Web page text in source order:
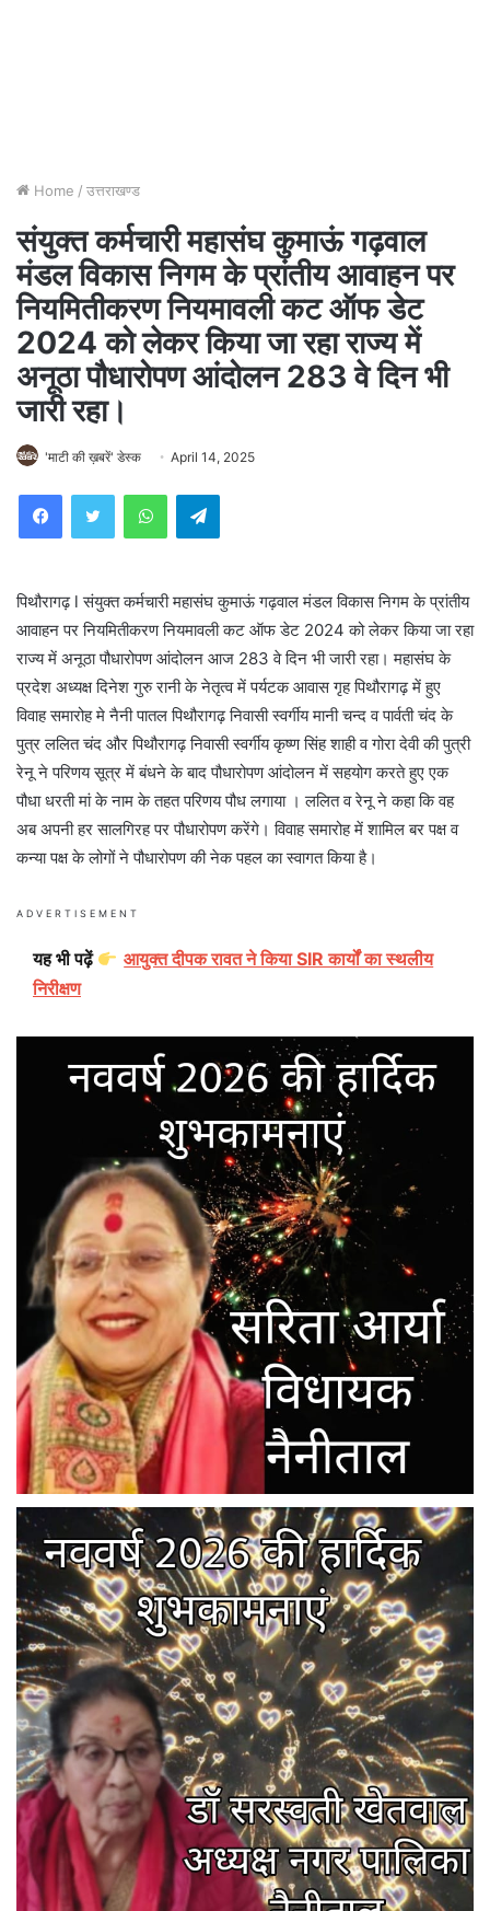
Home / उत्तराखण्ड
संयुक्त कर्मचारी महासंघ कुमाऊं गढ़वाल
मंडल विकास निगम के प्रांतीय आवाहन पर
नियमितीकरण नियमावली कट ऑफ डेट
2024 को लेकर किया जा रहा राज्य में
अनूठा पौधारोपण आंदोलन 283 वे दिन भी
जारी रहा।
'माटी की ख़बरें' डेस्क April 14, 2025
WhatsAppTelegram
पिथौरागढ़ l संयुक्त कर्मचारी महासंघ कुमाऊं गढ़वाल मंडल विकास निगम के प्रांतीय
आवाहन पर नियमितीकरण नियमावली कट ऑफ डेट 2024 को लेकर किया जा रहा
राज्य में अनूठा पौधारोपण आंदोलन आज 283 वे दिन भी जारी रहा। महासंघ के
प्रदेश अध्यक्ष दिनेश गुरु रानी के नेतृत्व में पर्यटक आवास गृह पिथौरागढ़ में हुए
विवाह समारोह मे नैनी पातल पिथौरागढ़ निवासी स्वर्गीय मानी चन्द व पार्वती चंद के
पुत्र ललित चंद और पिथौरागढ़ निवासी स्वर्गीय कृष्ण सिंह शाही व गोरा देवी की पुत्री
रेनू ने परिणय सूत्र में बंधने के बाद पौधारोपण आंदोलन में सहयोग करते हुए एक
पौधा धरती मां के नाम के तहत परिणय पौध लगाया । ललित व रेनू ने कहा कि वह
अब अपनी हर सालगिरह पर पौधारोपण करेंगे। विवाह समारोह में शामिल बर पक्ष व
कन्या पक्ष के लोगों ने पौधारोपण की नेक पहल का स्वागत किया है।
ADVERTISEMENT
यह भी पढ़ें
आयुक्त दीपक रावत ने किया SIR कार्यों का स्थलीय
निरीक्षण